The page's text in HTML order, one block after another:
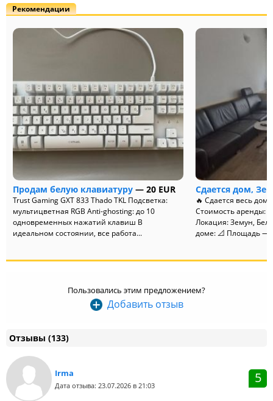
Рекомендации
Продам белую клавиатуру— 20 EUR
Trust Gaming GXT 833 Thado TKL Подсветка:
мультицветная RGB Anti-ghosting: до 10
одновременных нажатий клавиш В
идеальном состоянии, все работа...
Сдается дом,
🔥 Сдается весь дом
Стоимость аренды:
Локация: Земун,
доме: 📐 Площадь —
Пользовались этим предложением?
Добавить отзыв
Отзывы (133)
Irma
Дата отзыва: 23.07.2026 в 21:03 5